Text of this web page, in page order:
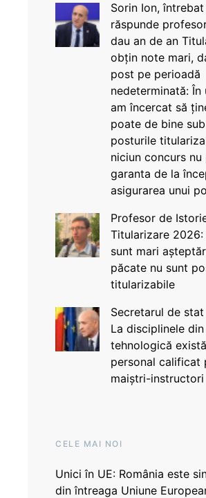
Sorin Ion,
răspunde
dau an de an
obțin note mari,
post pe perioadă
nedeterminată: În
am încercat să
poate de bine
posturile
niciun concurs nu
garanta de la
asigurarea unui
Profesor de
Titularizare 2026:
sunt mari
păcate nu sunt
titularizabile
Secretarul de
La disciplinele
tehnologică
personal calificat
maiștri-instructori
CELE MAI NOI
Unici în UE: România este
din întreaga Uniune